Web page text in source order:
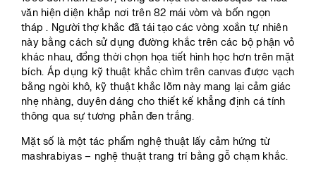
văn hiện diện khắp nơi trên 82 mái vòm và bốn ngọn
tháp . Người thợ khắc đã tái tạo các vòng xoắn tự nhiên
này bằng cách sử dụng đường khắc trên các bộ phận vỏ
khác nhau, đồng thời chọn họa tiết hình học hơn trên mặt
bích. Áp dụng kỹ thuật khắc chìm trên canvas được vạch
bằng ngòi khô, kỹ thuật khắc lõm này mang lại cảm giác
nhẹ nhàng, duyên dáng cho thiết kế khẳng định cá tính
thông qua sự tương phản đen trắng.
Mặt số là một tác phẩm nghệ thuật lấy cảm hứng từ
mashrabiyas – nghệ thuật trang trí bằng gỗ chạm khắc.